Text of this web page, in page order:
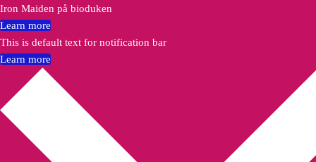
Iron Maiden på bioduken
Learn more
This is default text for notification bar
Learn more